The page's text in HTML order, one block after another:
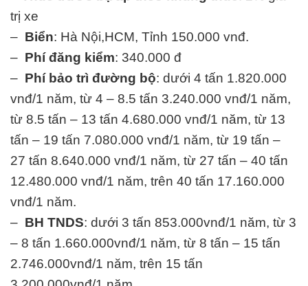
trị xe
– Biển: Hà Nội,HCM, Tỉnh 150.000 vnđ.
– Phí đăng kiểm: 340.000 đ
– Phí bảo trì đường bộ: dưới 4 tấn 1.820.000
vnđ/1 năm, từ 4 – 8.5 tấn 3.240.000 vnđ/1 năm,
từ 8.5 tấn – 13 tấn 4.680.000 vnđ/1 năm, từ 13
tấn – 19 tấn 7.080.000 vnđ/1 năm, từ 19 tấn –
27 tấn 8.640.000 vnđ/1 năm, từ 27 tấn – 40 tấn
12.480.000 vnđ/1 năm, trên 40 tấn 17.160.000
vnđ/1 năm.
– BH TNDS: dưới 3 tấn 853.000vnđ/1 năm, từ 3
– 8 tấn 1.660.000vnđ/1 năm, từ 8 tấn – 15 tấn
2.746.000vnđ/1 năm, trên 15 tấn